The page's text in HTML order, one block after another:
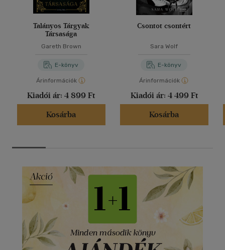
Talányos Tárgyak
Társasága
Gareth Brown
E-könyv
Árinformációk
Kiadói ár: 4 899 Ft
Kosárba
Csontot csontért
Sara Wolf
E-könyv
Árinformációk
Kiadói ár: 4 499 Ft
Kosárba